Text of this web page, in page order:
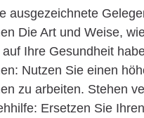
ausgezeichnete
Die Art und Weise,
Ihre Gesundheit
Nutzen Sie einen
zu arbeiten. Stehen
Ersetzen Sie